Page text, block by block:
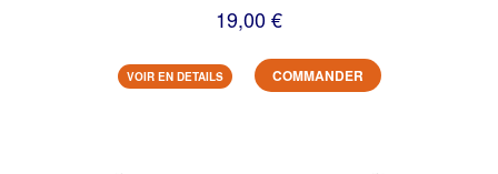
19,00 €
VOIR EN DETAILS COMMANDER